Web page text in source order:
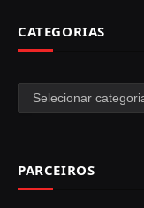
CATEGORIAS
Categorias
PARCEIROS